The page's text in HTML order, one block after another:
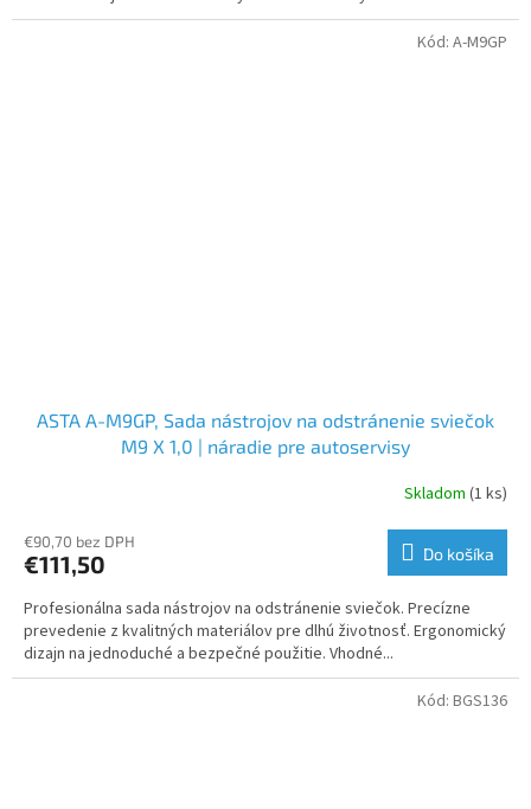
ASTA A-M9GP, Sada nástrojov na odstránenie sviečok
M9 X 1,0 | náradie pre autoservisy
Skladom (1 ks)
€90,70 bez DPH
€111,50 Do košíka
Profesionálna sada nástrojov na odstránenie sviečok. Precízne
prevedenie z kvalitných materiálov pre dlhú životnosť. Ergonomický
dizajn na jednoduché a bezpečné použitie. Vhodné...
Kód: A-M9GP
Kód: BGS136